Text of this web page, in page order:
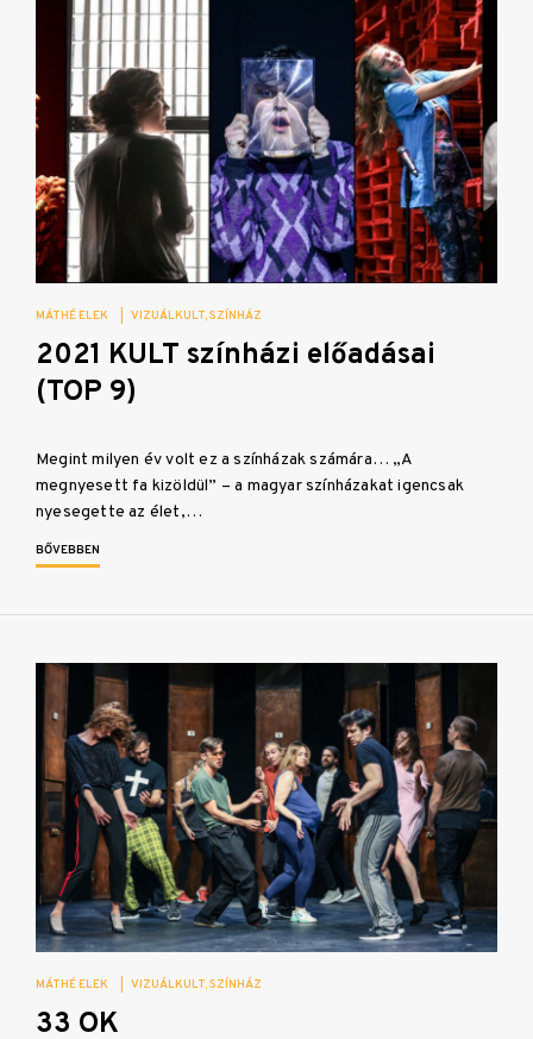
MÁTHÉ ELEK VIZUÁLKULT SZÍNHÁZ
2021 KULT színházi előadásai
(TOP 9)
Megint milyen év volt ez a színházak számára… „A
megnyesett fa kizöldül” – a magyar színházakat igencsak
nyesegette az élet,…
BŐVEBBEN
MÁTHÉ ELEK VIZUÁLKULT SZÍNHÁZ
33 OK